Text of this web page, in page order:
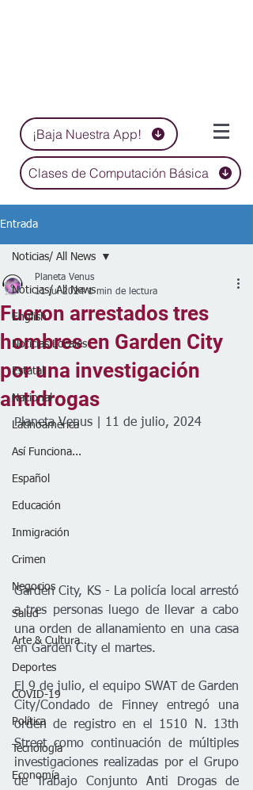
¡Baja Nuestra App!
Clases de Computación Básica
Entrada
Noticias/ All News
English
Noticias Locales
Estatal
Nacional
Latinoamérica
Así Funciona...
Español
Educación
Inmigración
Crimen
Negocios
Salud
Arte & Cultura
Deportes
COVID-19
Política
Tecnología
Economía
Noticias/ All News
Fueron arrestados tres
hombres en Garden City
por una investigación
antidrogas
Planeta Venus
11 jul 2024 1 min de lectura
Planeta Venus | 11 de julio, 2024
Garden City, KS - La policía local arrestó
a tres personas luego de llevar a cabo
una orden de allanamiento en una casa
en Garden City el martes.
El 9 de julio, el equipo SWAT de Garden
City/Condado de Finney entregó una
orden de registro en el 1510 N. 13th
Street como continuación de múltiples
investigaciones realizadas por el Grupo
de Trabajo Conjunto Anti Drogas de